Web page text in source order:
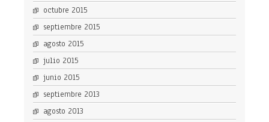
octubre 2015
septiembre 2015
agosto 2015
julio 2015
junio 2015
septiembre 2013
agosto 2013